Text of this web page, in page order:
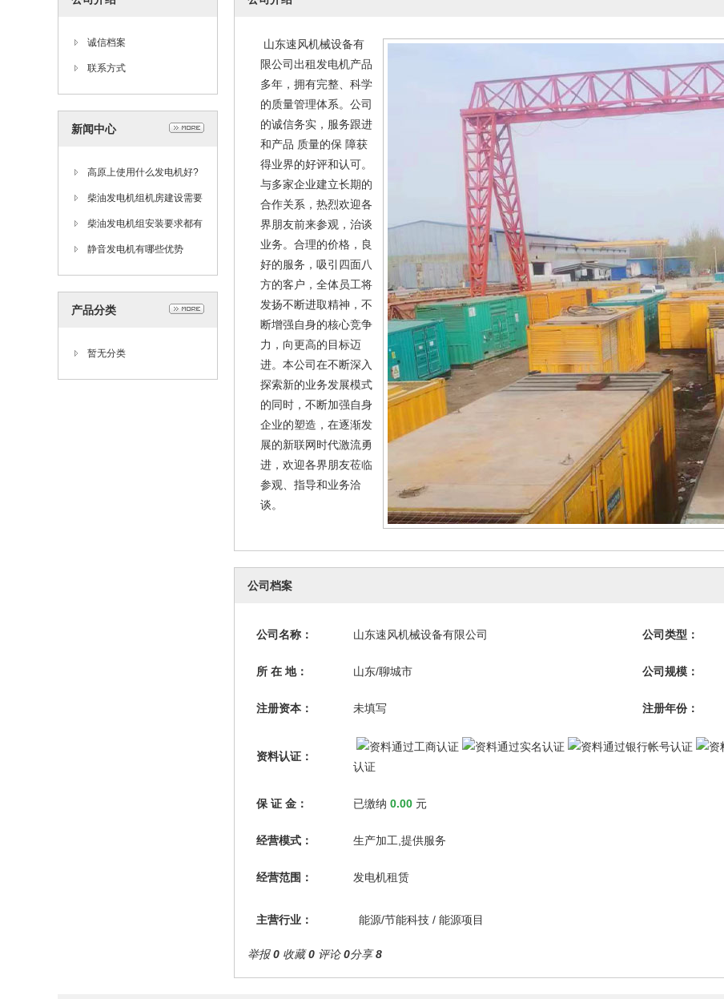
诚信档案
联系方式
新闻中心
高原上使用什么发电机好?
柴油发电机组机房建设需要
注意哪些?
柴油发电机组安装要求都有
哪些?
静音发电机有哪些优势
产品分类
暂无分类
山东速风机械设备有
限公司出租发电机产品
多年，拥有完整、科学
的质量管理体系。公司
的诚信务实，服务跟进
和产品 质量的保 障获
得业界的好评和认可。
与多家企业建立长期的
合作关系，热烈欢迎各
界朋友前来参观，治谈
业务。合理的价格，良
好的服务，吸引四面八
方的客户，全体员工将
发扬不断进取精神，不
断增强自身的核心竞争
力，向更高的目标迈
进。本公司在不断深入
探索新的业务发展模式
的同时，不断加强自身
企业的塑造，在逐渐发
展的新联网时代激流勇
进，欢迎各界朋友莅临
参观、指导和业务洽
谈。
公司档案
公司名称： 山东速风机械设备有限公司 公司类型：
所 在 地： 山东/聊城市 公司规模：
注册资本： 未填写 注册年份：
资料认证：
认证
保 证 金： 已缴纳 0.00 元
经营模式： 生产加工,提供服务
经营范围： 发电机租赁
主营行业： 能源/节能科技 / 能源项目
举报0 收藏0 评论0分享8